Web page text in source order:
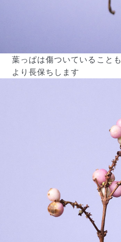
葉っぱは傷ついていること
より長保ちします